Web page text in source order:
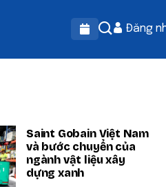
Đăng
Saint Gobain Việt Nam
và bước chuyển của
ngành vật liệu xây
dựng xanh